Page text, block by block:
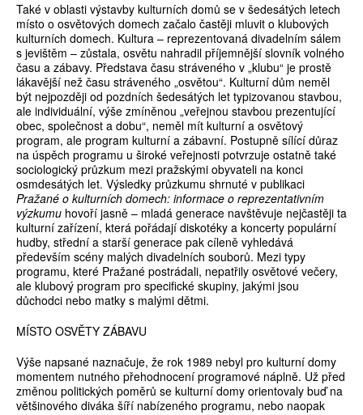
Také v oblasti výstavby kulturních domů se v šedesátých letech
místo o osvětových domech začalo častěji mluvit o klubových
kulturních domech. Kultura – reprezentovaná divadelním sálem
s jevištěm – zůstala, osvětu nahradil příjemnější slovník volného
času a zábavy. Představa času stráveného v „klubu“ je prostě
lákavější než času stráveného „osvětou“. Kulturní dům neměl
být nejpozději od pozdních šedesátých let typizovanou stavbou,
ale individuální, výše zmíněnou „veřejnou stavbou prezentující
obec, společnost a dobu“, neměl mít kulturní a osvětový
program, ale program kulturní a zábavní. Postupně sílící důraz
na úspěch programu u široké veřejnosti potvrzuje ostatně také
sociologický průzkum mezi pražskými obyvateli na konci
osmdesátých let. Výsledky průzkumu shrnuté v publikaci
Pražané o kulturních domech: informace o reprezentativním
výzkumu hovoří jasně – mladá generace navštěvuje nejčastěji ta
kulturní zařízení, která pořádají diskotéky a koncerty populární
hudby, střední a starší generace pak cíleně vyhledává
především scény malých divadelních souborů. Mezi typy
programu, které Pražané postrádali, nepatřily osvětové večery,
ale klubový program pro specifické skupiny, jakými jsou
důchodci nebo matky s malými dětmi.
MÍSTO OSVĚTY ZÁBAVU
Výše napsané naznačuje, že rok 1989 nebyl pro kulturní domy
momentem nutného přehodnocení programové náplně. Už před
změnou politických poměrů se kulturní domy orientovaly buď na
většinového diváka šíří nabízeného programu, nebo naopak